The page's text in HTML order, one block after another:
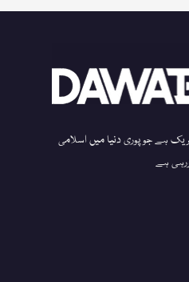
ہے جو پوری دنیا میں اسلامی
ہے